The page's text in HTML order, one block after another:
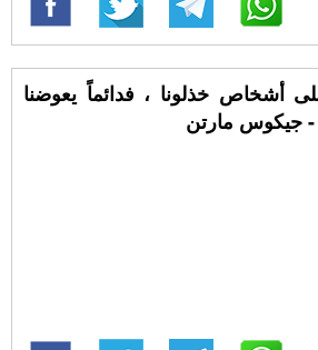
أشخاص خذلونا ، فدائماً يعوضنا
جيكوس مارتن